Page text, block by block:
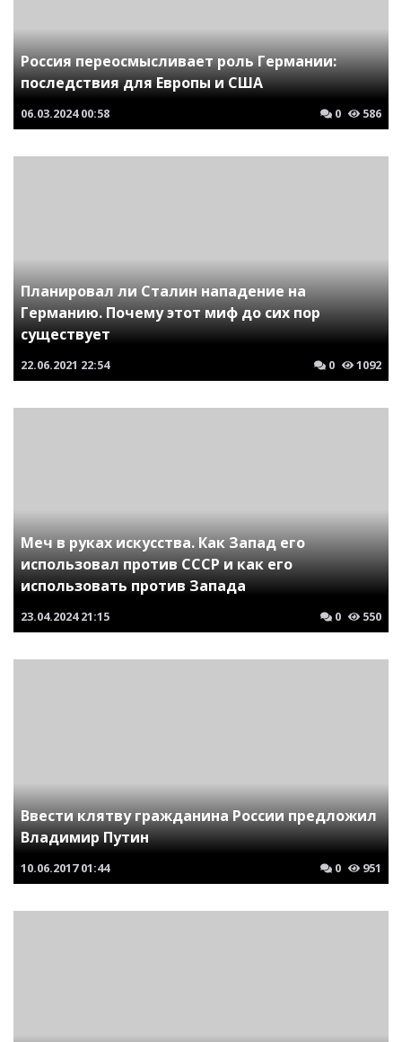
Россия переосмысливает роль Германии:
последствия для Европы и США
06.03.2024 00:58 0 586
Планировал ли Сталин нападение на
Германию. Почему этот миф до сих пор
существует
22.06.2021 22:54 0 1092
Меч в руках искусства. Как Запад его
использовал против СССР и как его
использовать против Запада
23.04.2024 21:15 0 550
Ввести клятву гражданина России предложил
Владимир Путин
10.06.2017 01:44 0 951